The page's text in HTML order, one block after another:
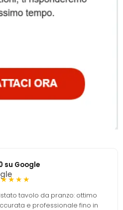
su Google
tavolo da pranzo: ottimo
e professionale fino in